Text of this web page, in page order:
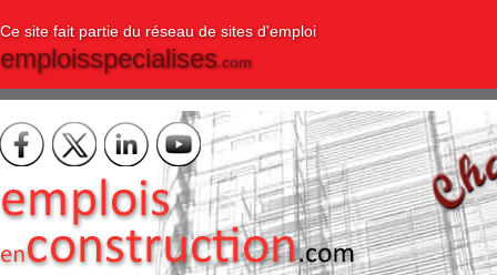
Ce site fait partie du réseau de sites d'emploi
emploisspecialises.com